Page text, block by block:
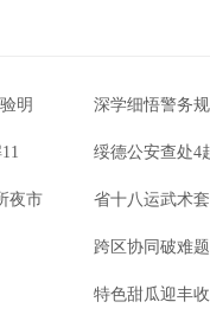
明 深学细悟警务
绥德公安查处4
夜市 省十八运武术
跨区协同破难
特色甜瓜迎丰